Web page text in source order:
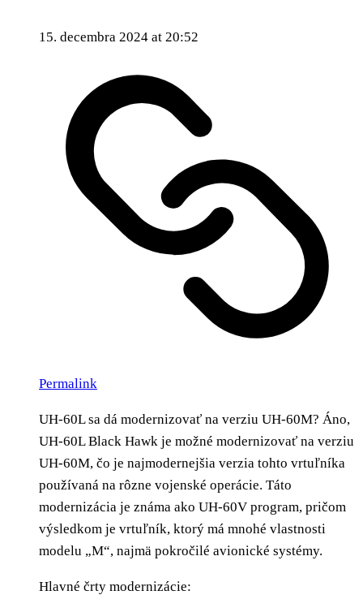
15. decembra 2024 at 20:52
Permalink
UH-60L sa dá modernizovať na verziu UH-60M? Áno,
UH-60L Black Hawk je možné modernizovať na verziu
UH-60M, čo je najmodernejšia verzia tohto vrtuľníka
používaná na rôzne vojenské operácie. Táto
modernizácia je známa ako UH-60V program, pričom
výsledkom je vrtuľník, ktorý má mnohé vlastnosti
modelu „M“, najmä pokročilé avionické systémy.
Hlavné črty modernizácie: